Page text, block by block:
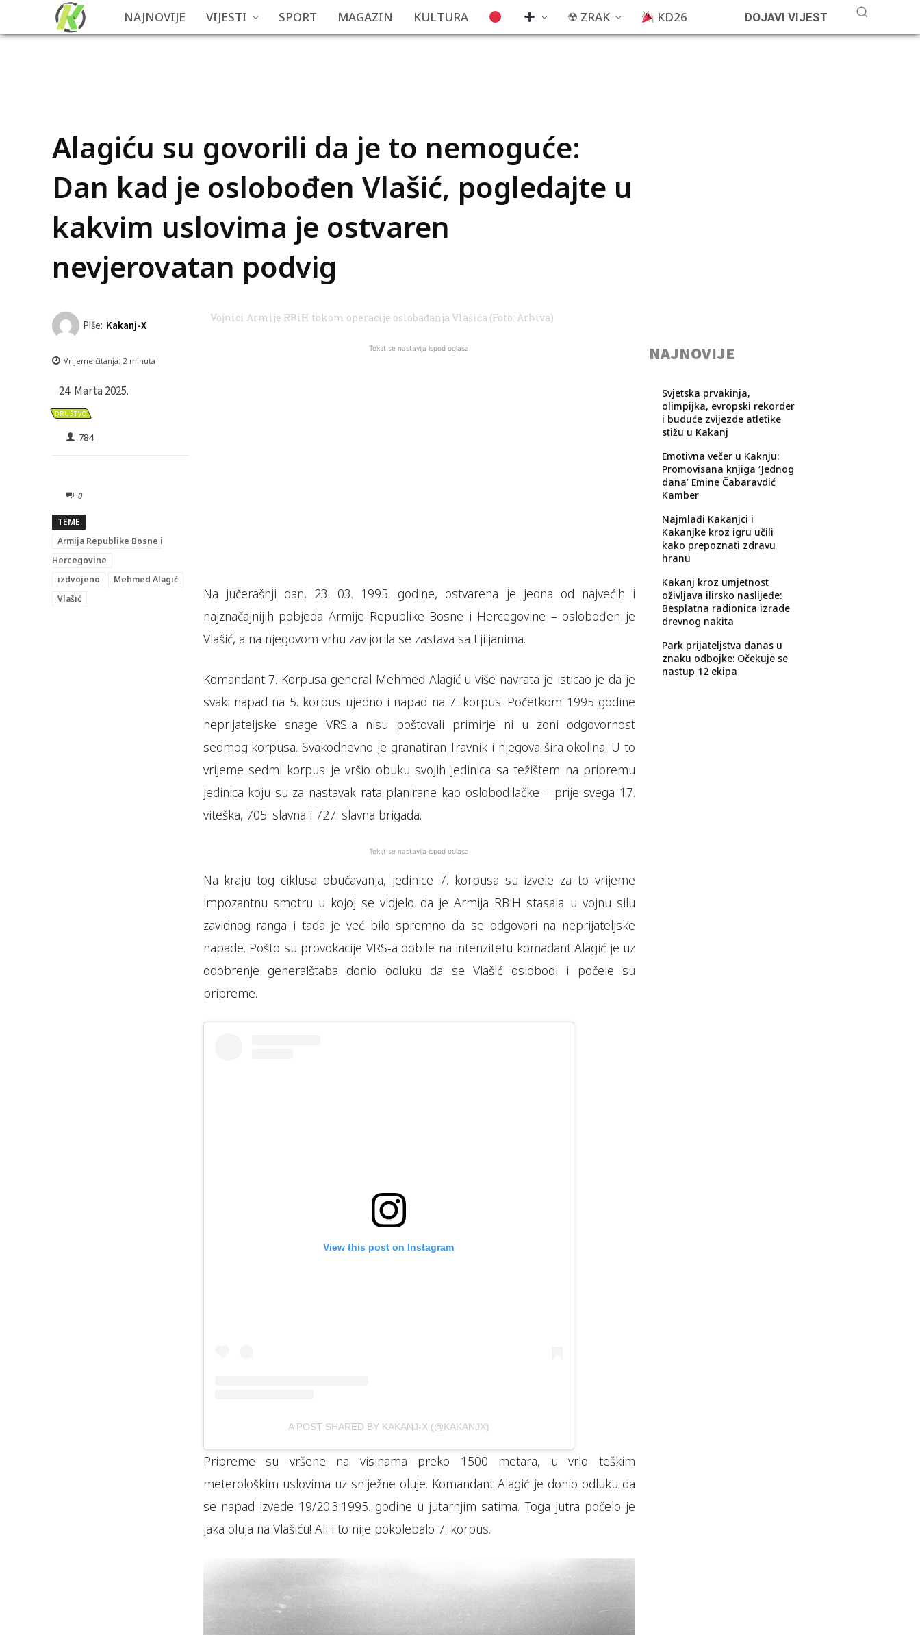
NAJNOVIJE VIJESTI SPORT MAGAZIN KULTURA ☢ ZRAK KD26 DOJAVI VIJEST
Alagiću su govorili da je to nemoguće:
Dan kad je oslobođen Vlašić, pogledajte u
kakvim uslovima je ostvaren
nevjerovatan podvig
Piše: Kakanj-X
Vrijeme čitanja: 2 minuta
24. Marta 2025.
DRUŠTVO
784
0
TEME
Armija Republike Bosne i
Hercegovine
izdvojeno
Mehmed Alagić
Vlašić
Vojnici Armije RBiH tokom operacije oslobađanja Vlašića (Foto: Arhiva)
Tekst se nastavlja ispod oglasa
Na jučerašnji dan, 23. 03. 1995. godine, ostvarena je jedna od najvećih i
najznačajnijih pobjeda Armije Republike Bosne i Hercegovine – oslobođen je
Vlašić, a na njegovom vrhu zavijorila se zastava sa Ljiljanima.
Komandant 7. Korpusa general Mehmed Alagić u više navrata je isticao je da je
svaki napad na 5. korpus ujedno i napad na 7. korpus. Početkom 1995 godine
neprijateljske snage VRS-a nisu poštovali primirje ni u zoni odgovornost
sedmog korpusa. Svakodnevno je granatiran Travnik i njegova šira okolina. U to
vrijeme sedmi korpus je vršio obuku svojih jedinica sa težištem na pripremu
jedinica koju su za nastavak rata planirane kao oslobodilačke – prije svega 17.
viteška, 705. slavna i 727. slavna brigada.
Tekst se nastavlja ispod oglasa
Na kraju tog ciklusa obučavanja, jedinice 7. korpusa su izvele za to vrijeme
impozantnu smotru u kojoj se vidjelo da je Armija RBiH stasala u vojnu silu
zavidnog ranga i tada je već bilo spremno da se odgovori na neprijateljske
napade. Pošto su provokacije VRS-a dobile na intenzitetu komadant Alagić je uz
odobrenje generalštaba donio odluku da se Vlašić oslobodi i počele su
pripreme.
View this post on Instagram
A POST SHARED BY KAKANJ-X (@KAKANJX)
Pripreme su vršene na visinama preko 1500 metara, u vrlo teškim
meterološkim uslovima uz sniježne oluje. Komandant Alagić je donio odluku da
se napad izvede 19/20.3.1995. godine u jutarnjim satima. Toga jutra počelo je
jaka oluja na Vlašiću! Ali i to nije pokolebalo 7. korpus.
NAJNOVIJE
Svjetska prvakinja,
olimpijka, evropski rekorder
i buduće zvijezde atletike
stižu u Kakanj
Emotivna večer u Kaknju:
Promovisana knjiga ‘Jednog
dana’ Emine Čabaravdić
Kamber
Najmlađi Kakanjci i
Kakanjke kroz igru učili
kako prepoznati zdravu
hranu
Kakanj kroz umjetnost
oživljava ilirsko naslijeđe:
Besplatna radionica izrade
drevnog nakita
Park prijateljstva danas u
znaku odbojke: Očekuje se
nastup 12 ekipa